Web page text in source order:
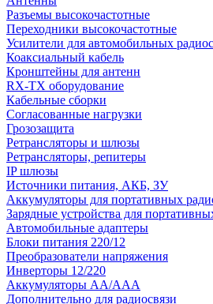
Разъемы высокочастотные
Переходники высокочастотные
Усилители для автомобильных
Коаксиальный кабель
Кронштейны для антенн
RX-TX оборудование
Кабельные сборки
Согласованные нагрузки
Грозозащита
Ретрансляторы и шлюзы
Ретрансляторы, репитеры
IP шлюзы
Источники питания, АКБ, ЗУ
Аккумуляторы для портативных
Зарядные устройства для
Автомобильные адаптеры
Блоки питания 220/12
Преобразователи напряжения
Инверторы 12/220
Аккумуляторы АА/ААА
Дополнительно для радиосвязи